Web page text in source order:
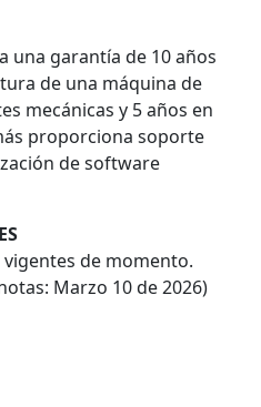
una garantía de 10 años
de una máquina de
mecánicas y 5 años en
proporciona soporte
de software
de momento.
Marzo 10 de 2026)